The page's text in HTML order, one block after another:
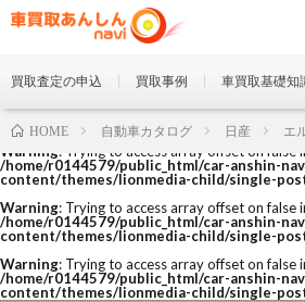
Warning: Trying to access array offset on false
/home/r0144579/public_html/car-anshin-
content/themes/lionmedia-child/single-
Warning: Trying to access array offset on false
/home/r0144579/public_html/car-anshin-
content/themes/lionmedia-child/single-
Warning: Trying to access array offset on false
/home/r0144579/public_html/car-anshin-
content/themes/lionmedia-child/single-
買取査定の申込 買取事例 車買取基礎知
HOME 自動車カタログ 日産 エ